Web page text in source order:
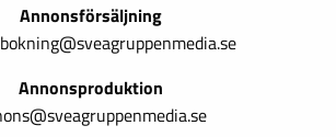
Annonsförsäljning
Annonsproduktion